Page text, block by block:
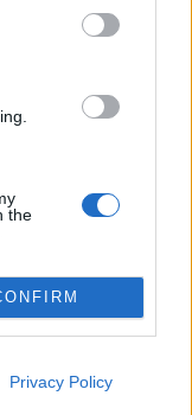
the
Privacy Policy
suchého počasí
obvod VI chce
s tím, že údržbu
zjistila ČTK.
rozdělit
prostředí